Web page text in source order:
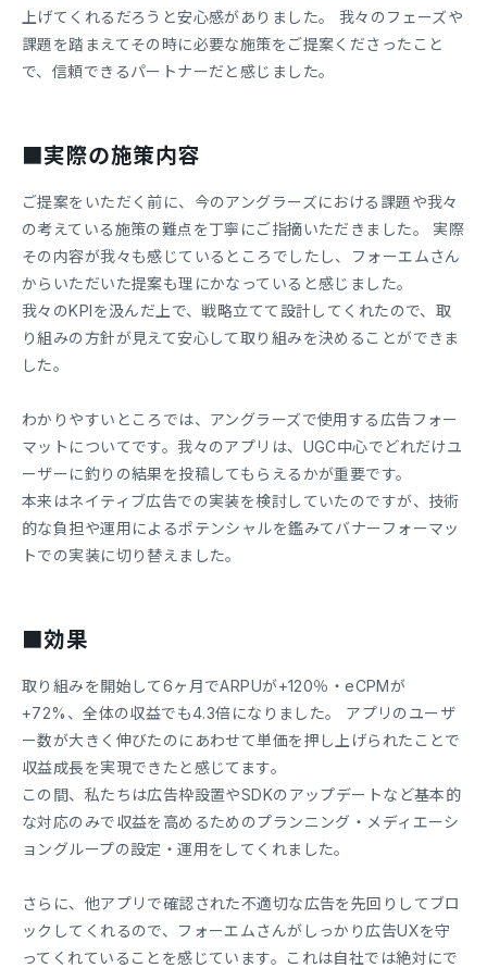
上げてくれるだろうと安心感がありました。 我々のフェーズや
課題を踏まえてその時に必要な施策をご提案くださったこと
で、信頼できるパートナーだと感じました。
■実際の施策内容
ご提案をいただく前に、今のアングラーズにおける課題や我々
の考えている施策の難点を丁寧にご指摘いただきました。 実際
その内容が我々も感じているところでしたし、フォーエムさん
からいただいた提案も理にかなっていると感じました。
我々のKPIを汲んだ上で、戦略立てて設計してくれたので、取
り組みの方針が見えて安心して取り組みを決めることができま
した。
わかりやすいところでは、アングラーズで使用する広告フォー
マットについてです。我々のアプリは、UGC中心でどれだけユ
ーザーに釣りの結果を投稿してもらえるかが重要です。
本来はネイティブ広告での実装を検討していたのですが、技術
的な負担や運用によるポテンシャルを鑑みてバナーフォーマッ
トでの実装に切り替えました。
■効果
取り組みを開始して6ヶ月でARPUが+120％・eCPMが
+72%、全体の収益でも4.3倍になりました。 アプリのユーザ
ー数が大きく伸びたのにあわせて単価を押し上げられたことで
収益成長を実現できたと感じてます。
この間、私たちは広告枠設置やSDKのアップデートなど基本的
な対応のみで収益を高めるためのプランニング・メディエーシ
ョングループの設定・運用をしてくれました。
さらに、他アプリで確認された不適切な広告を先回りしてブロ
ックしてくれるので、フォーエムさんがしっかり広告UXを守
ってくれていることを感じています。これは自社では絶対にで